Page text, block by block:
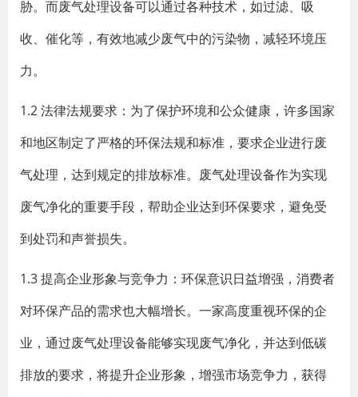
胁。而废气处理设备可以通过各种技术，如过滤、吸
收、催化等，有效地减少废气中的污染物，减轻环境压
力。
1.2 法律法规要求：为了保护环境和公众健康，许多国家
和地区制定了严格的环保法规和标准，要求企业进行废
气处理，达到规定的排放标准。废气处理设备作为实现
废气净化的重要手段，帮助企业达到环保要求，避免受
到处罚和声誉损失。
1.3 提高企业形象与竞争力：环保意识日益增强，消费者
对环保产品的需求也大幅增长。一家高度重视环保的企
业，通过废气处理设备能够实现废气净化，并达到低碳
排放的要求，将提升企业形象，增强市场竞争力，获得